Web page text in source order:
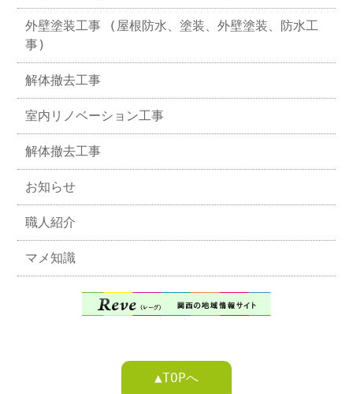
外壁塗装工事 (屋根防水、塗装、外壁塗装、防水工
事)
解体撤去工事
室内リノベーション工事
解体撤去工事
お知らせ
職人紹介
マメ知識
▲TOPへ